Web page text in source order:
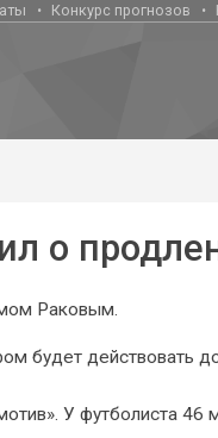
Конкурс прогнозов
о
Раковым.
будет действовать
У футболиста